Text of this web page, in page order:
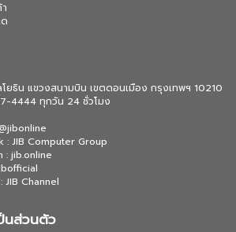
ยธิน แขวงสนามบิน เขตดอนเมือง กรุงเทพฯ 10210
4444 ทุกวัน 24 ชั่วโมง
: JIB Computer Group
: jib.online
JIB Channel
นส่วนตัว